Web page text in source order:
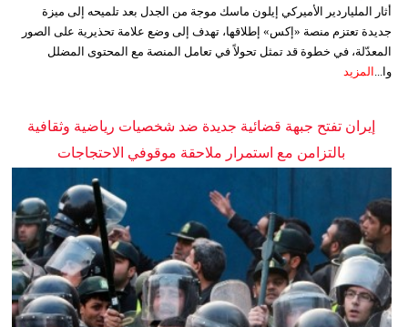
أثار الملياردير الأميركي إيلون ماسك موجة من الجدل بعد تلميحه إلى ميزة
جديدة تعتزم منصة «إكس» إطلاقها، تهدف إلى وضع علامة تحذيرية على الصور
المعدّلة، في خطوة قد تمثل تحولاً في تعامل المنصة مع المحتوى المضلل
وا... المزيد
إيران تفتح جبهة قضائية جديدة ضد شخصيات رياضية وثقافية
بالتزامن مع استمرار ملاحقة موقوفي الاحتجاجات